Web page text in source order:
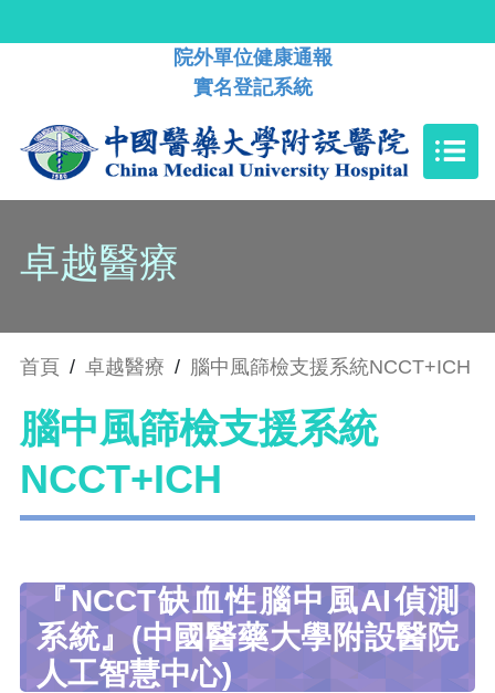
院外單位健康通報
實名登記系統
卓越醫療
首頁 / 卓越醫療 / 腦中風篩檢支援系統NCCT+ICH
腦中風篩檢支援系統
NCCT+ICH
『NCCT缺血性腦中風AI偵測
系統』(中國醫藥大學附設醫院
人工智慧中心)